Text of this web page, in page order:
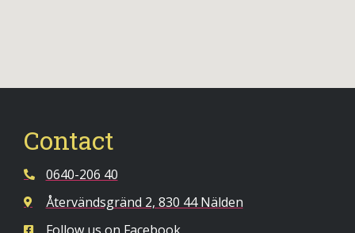
Contact
0640-206 40
Återvändsgränd 2, 830 44 Nälden